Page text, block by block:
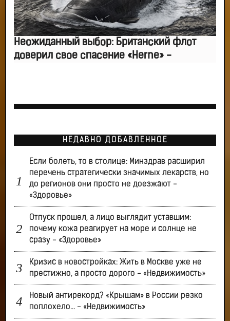
Неожиданный выбор: Британский флот
доверил свое спасение «Herne» -
НЕДАВНО ДОБАВЛЕННОЕ
Если болеть, то в столице: Минздрав расширил
перечень стратегически значимых лекарств, но
до регионов они просто не доезжают -
«Здоровье»
Отпуск прошел, а лицо выглядит уставшим:
почему кожа реагирует на море и солнце не
сразу - «Здоровье»
Кризис в новостройках: Жить в Москве уже не
престижно, а просто дорого - «Недвижимость»
Новый антирекорд? «Крышам» в России резко
поплохело… - «Недвижимость»